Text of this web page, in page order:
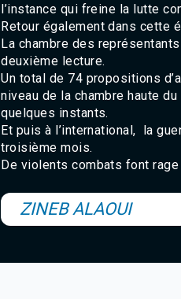
l’instance qui freine la lutte
Retour également dans cette
La chambre des
deuxième lecture.
Un total de 74 propositions
niveau de la chambre haute
quelques instants.
Et puis à l’international, la
troisième mois.
De violents combats font rage
ZINEB ALAOUI